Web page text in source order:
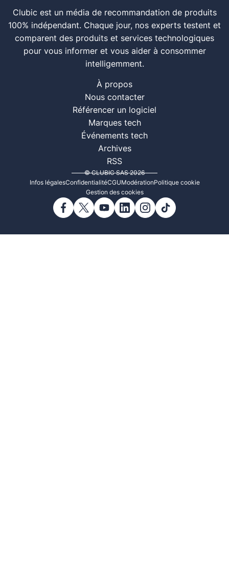
Clubic est un média de recommandation de produits
100% indépendant. Chaque jour, nos experts testent et
comparent des produits et services technologiques
pour vous informer et vous aider à consommer
intelligemment.
À propos
Nous contacter
Référencer un logiciel
Marques tech
Événements tech
Archives
RSS
© CLUBIC SAS 2026
Infos légalesConfidentialitéCGUModérationPolitique cookie
Gestion des cookies